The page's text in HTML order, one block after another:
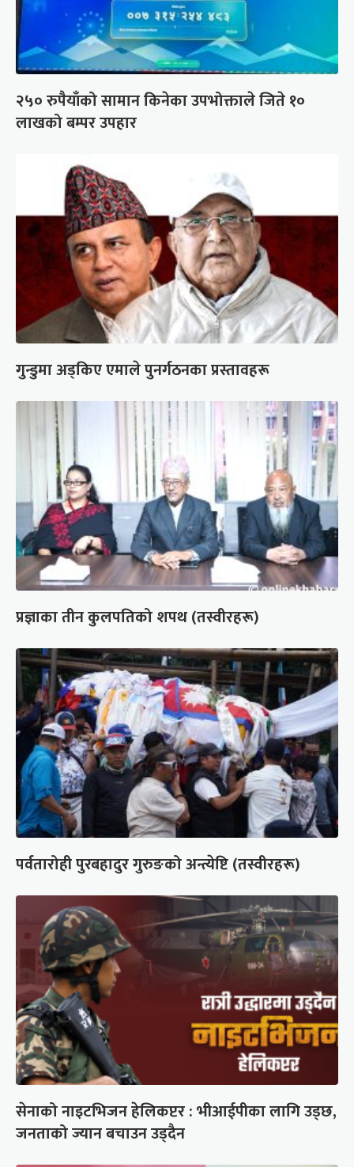
२५० रुपैयाँको सामान किनेका उपभोक्ताले जिते १०
लाखको बम्पर उपहार
गुन्डुमा अड्किए एमाले पुनर्गठनका प्रस्तावहरू
प्रज्ञाका तीन कुलपतिको शपथ (तस्वीरहरू)
पर्वतारोही पुरबहादुर गुरुङको अन्त्येष्टि (तस्वीरहरू)
सेनाको नाइटभिजन हेलिकप्टर : भीआईपीका लागि उड्छ,
जनताको ज्यान बचाउन उड्दैन